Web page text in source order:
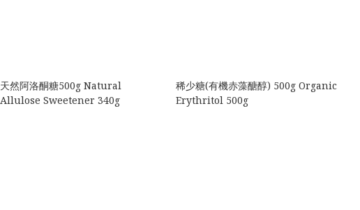
天然阿洛酮糖500g Natural
Allulose Sweetener 340g
稀少糖(有機赤藻醣醇) 500g Organic
Erythritol 500g